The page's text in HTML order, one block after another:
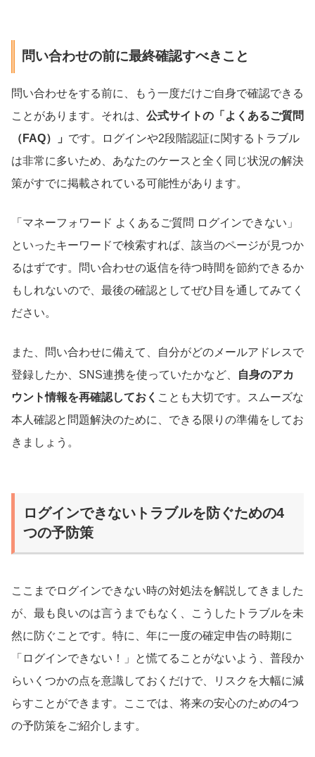
問い合わせの前に最終確認すべきこと
問い合わせをする前に、もう一度だけご自身で確認できる
ことがあります。それは、 公式サイトの「よくあるご質問
（FAQ）」 です。ログインや2段階認証に関するトラブル
は非常に多いため、あなたのケースと全く同じ状況の解決
策がすでに掲載されている可能性があります。
「マネーフォワード よくあるご質問 ログインできない」
といったキーワードで検索すれば、該当のページが見つか
るはずです。問い合わせの返信を待つ時間を節約できるか
もしれないので、最後の確認としてぜひ目を通してみてく
ださい。
また、問い合わせに備えて、自分がどのメールアドレスで
登録したか、SNS連携を使っていたかなど、
自身のアカ
ウント情報を再確認しておく ことも大切です。スムーズな
本人確認と問題解決のために、できる限りの準備をしてお
きましょう。
ログインできないトラブルを防ぐための4
つの予防策
ここまでログインできない時の対処法を解説してきました
が、最も良いのは言うまでもなく、こうしたトラブルを未
然に防ぐことです。特に、年に一度の確定申告の時期に
「ログインできない！」と慌てることがないよう、普段か
らいくつかの点を意識しておくだけで、リスクを大幅に減
らすことができます。ここでは、将来の安心のための4つ
の予防策をご紹介します。